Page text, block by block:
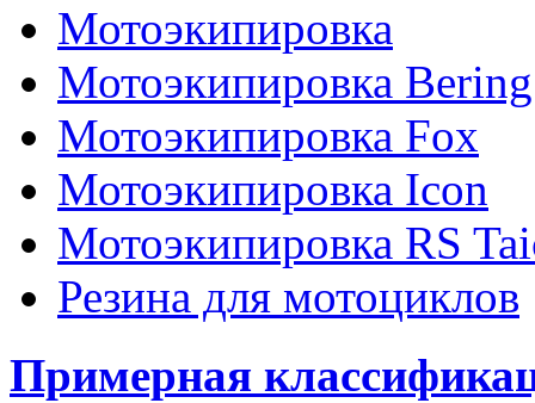
Мотоэкипировка
Мотоэкипировка Bering
Мотоэкипировка Fox
Мотоэкипировка Icon
Мотоэкипировка RS
Резина для мотоциклов
Примерная